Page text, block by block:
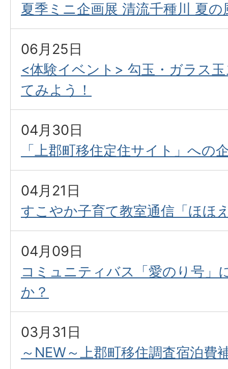
夏季ミニ企画展 清流千種川 夏の
06月25日
<体験イベント> 勾玉・ガラス
てみよう！
04月30日
「上郡町移住定住サイト」への
04月21日
すこやか子育て教室通信「ほほ
04月09日
コミュニティバス「愛のり号」
か？
03月31日
～NEW～上郡町移住調査宿泊費